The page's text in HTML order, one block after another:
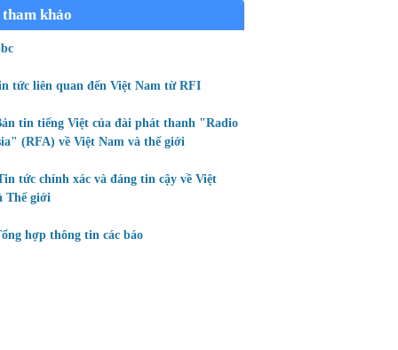
tham khảo
tức liên quan đến Việt Nam từ RFI
tin tiếng Việt của đài phát thanh "Radio
(RFA) về Việt Nam và thế giới
tức chính xác và đáng tin cậy về Việt
Thế giới
hợp thông tin các báo